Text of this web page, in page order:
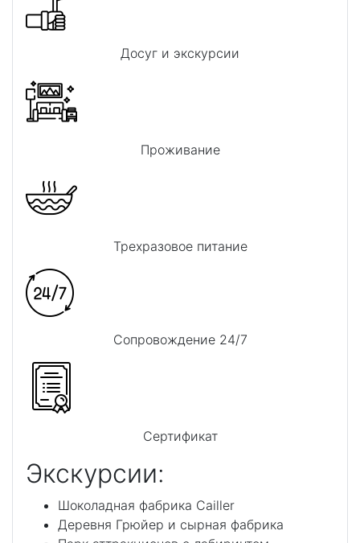
Досуг и экскурсии
Проживание
Трехразовое питание
Сопровождение 24/7
Сертификат
Экскурсии:
Шоколадная фабрика Cailler
Деревня Грюйер и сырная фабрика